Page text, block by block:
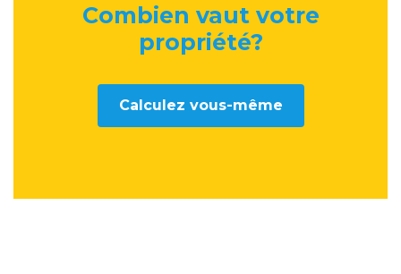
Combien vaut votre
propriété?
Calculez vous-même